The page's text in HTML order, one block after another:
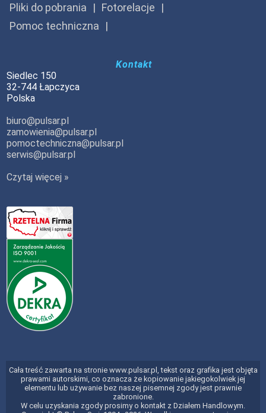
Pliki do pobrania
Fotorelacje
Pomoc techniczna
Kontakt
Siedlec 150
32-744 Łapczyca
Polska
biuro@pulsar.pl
zamowienia@pulsar.pl
pomoctechniczna@pulsar.pl
serwis@pulsar.pl
Czytaj więcej »
Cała treść zawarta na stronie www.pulsar.pl, tekst oraz grafika jest objęta
prawami autorskimi, co oznacza że kopiowanie jakiegokolwiek jej
elementu lub używanie bez naszej pisemnej zgody jest prawnie
zabronione.
W celu uzyskania zgody prosimy o kontakt z Działem Handlowym.